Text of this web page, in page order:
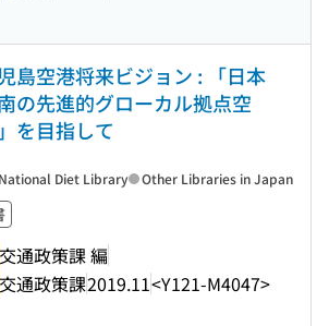
島空港将来ビジョン : 「日本
の先進的グローカル拠点空
を目指して
交通政策課 編
交通政策課2019.11<Y121-M4047>
National Diet Library Other Libraries in Japan